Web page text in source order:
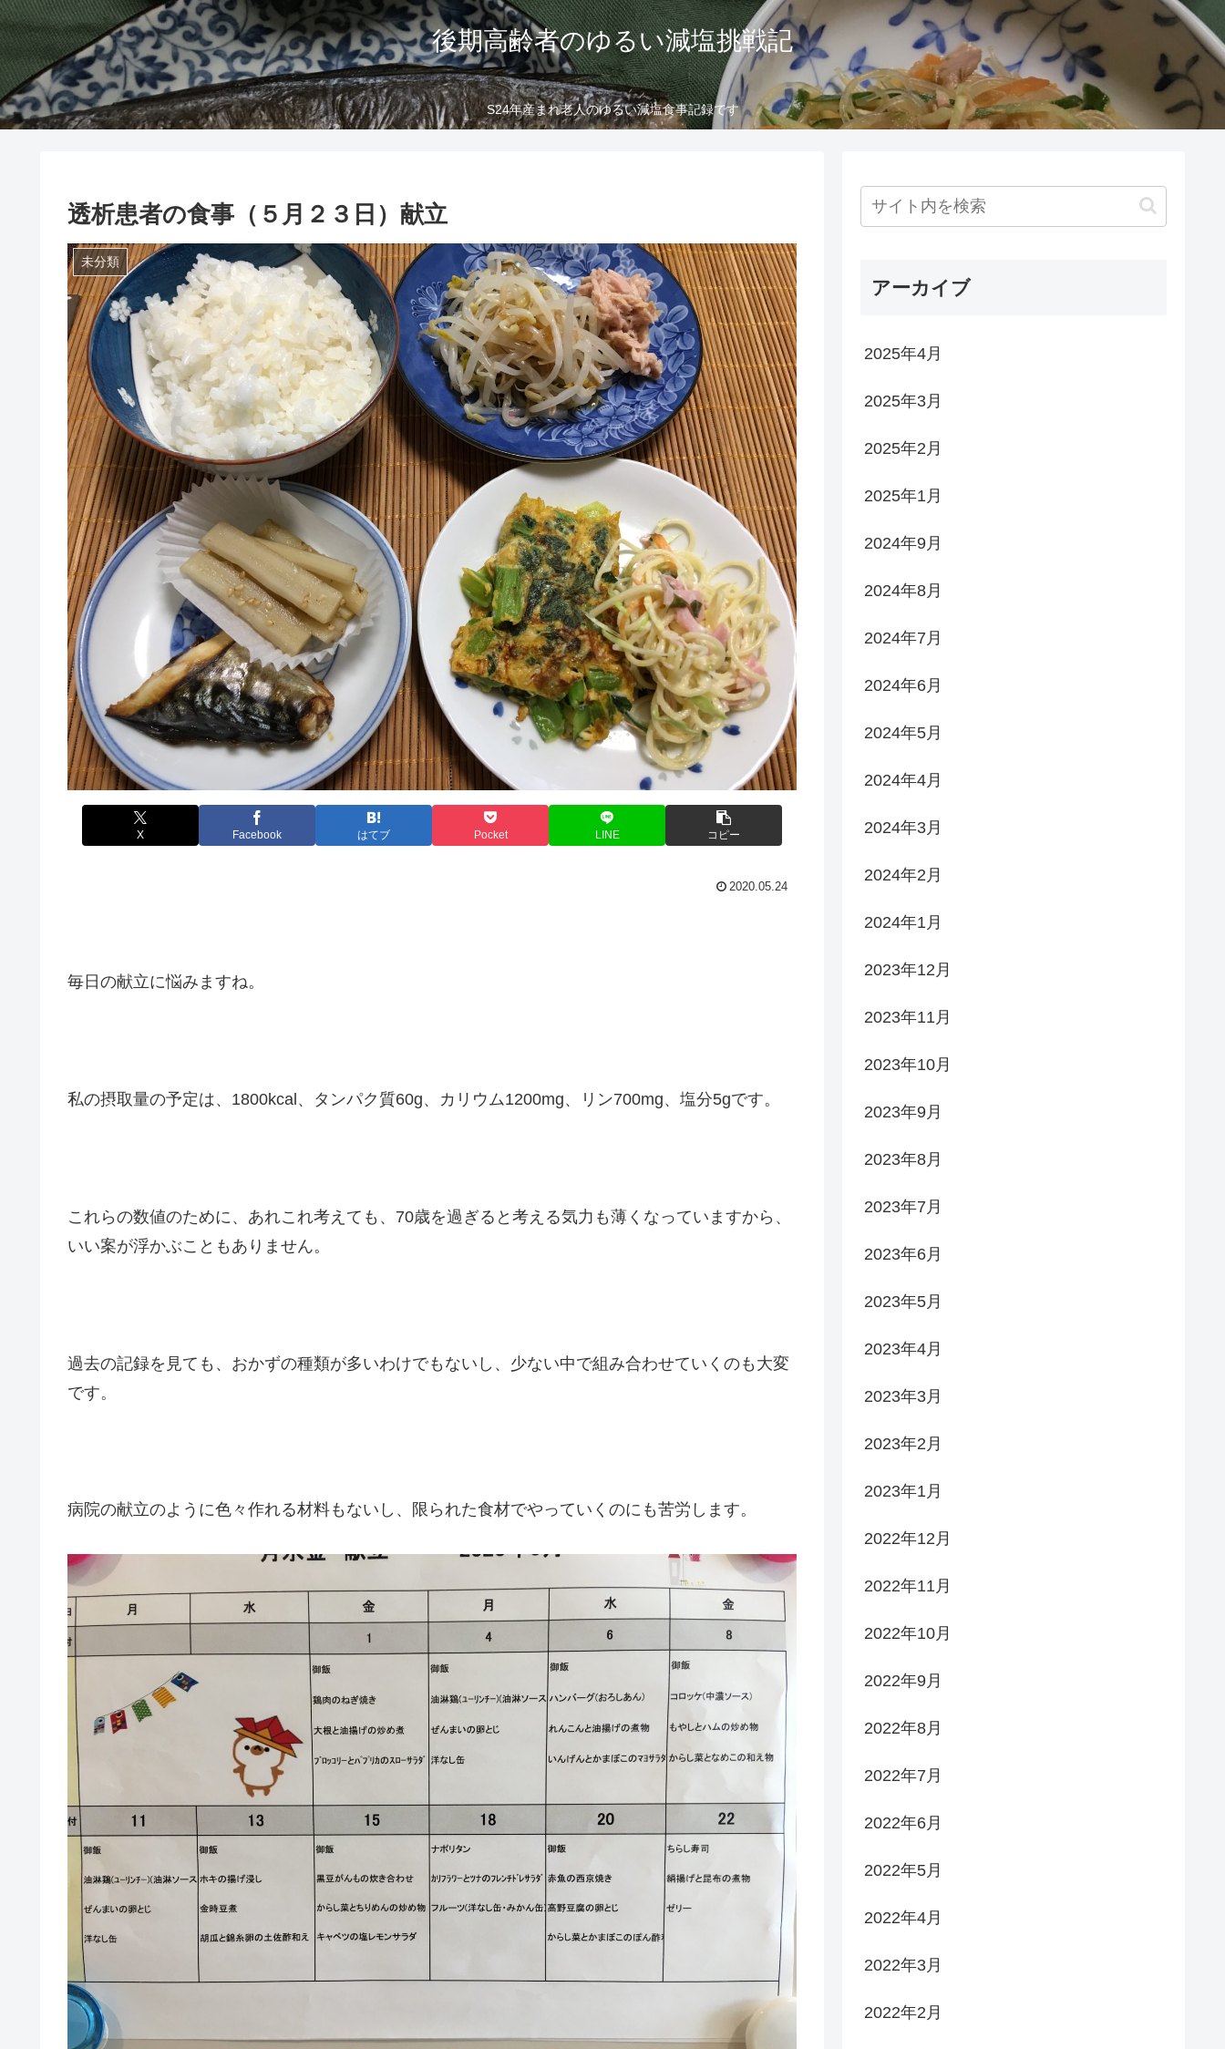
後期高齢者のゆるい減塩挑戦記
S24年産まれ老人のゆるい減塩食事記録です
透析患者の食事（５月２３日）献立
未分類
X Facebook はてブ Pocket LINE コピー
2020.05.24
毎日の献立に悩みますね。
私の摂取量の予定は、1800kcal、タンパク質60g、カリウム1200mg、リン700mg、塩分5gです。
これらの数値のために、あれこれ考えても、70歳を過ぎると考える気力も薄くなっていますから、
いい案が浮かぶこともありません。
過去の記録を見ても、おかずの種類が多いわけでもないし、少ない中で組み合わせていくのも大変
です。
病院の献立のように色々作れる材料もないし、限られた食材でやっていくのにも苦労します。
アーカイブ
2025年4月
2025年3月
2025年2月
2025年1月
2024年9月
2024年8月
2024年7月
2024年6月
2024年5月
2024年4月
2024年3月
2024年2月
2024年1月
2023年12月
2023年11月
2023年10月
2023年9月
2023年8月
2023年7月
2023年6月
2023年5月
2023年4月
2023年3月
2023年2月
2023年1月
2022年12月
2022年11月
2022年10月
2022年9月
2022年8月
2022年7月
2022年6月
2022年5月
2022年4月
2022年3月
2022年2月